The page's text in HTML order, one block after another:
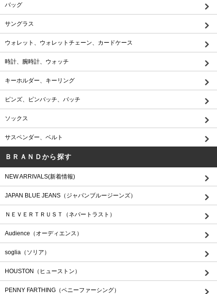
バッグ
サングラス
ウォレット、ウォレットチェーン、カードケース
時計、腕時計、ウォッチ
キーホルダー、キーリング
ピンズ、ピンバッチ、バッチ
ソックス
サスペンダー、ベルト
ＢＲＡＮＤから探す
NEW ARRIVALS(新着情報)
JAPAN BLUE JEANS（ジャパンブルージーンズ）
ＮＥＶＥＲＴＲＵＳＴ（ネバートラスト）
Audience（オーディエンス）
soglia（ソリア）
HOUSTON（ヒューストン）
PENNY FARTHING（ペニーファーシング）